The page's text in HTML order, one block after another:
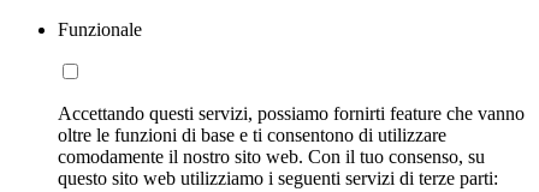
Funzionale
Accettando questi servizi, possiamo fornirti feature che vanno
oltre le funzioni di base e ti consentono di utilizzare
comodamente il nostro sito web. Con il tuo consenso, su
questo sito web utilizziamo i seguenti servizi di terze parti: